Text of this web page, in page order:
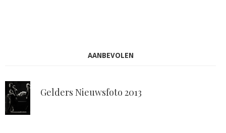
AANBEVOLEN
Gelders Nieuwsfoto 2013